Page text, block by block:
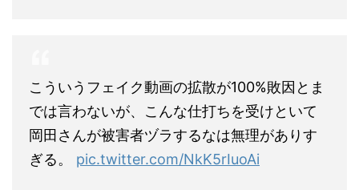
こういうフェイク動画の拡散が100%敗因とま
では言わないが、こんな仕打ちを受けといて
岡田さんが被害者ヅラするなは無理がありす
ぎる。 pic.twitter.com/NkK5rIuoAi